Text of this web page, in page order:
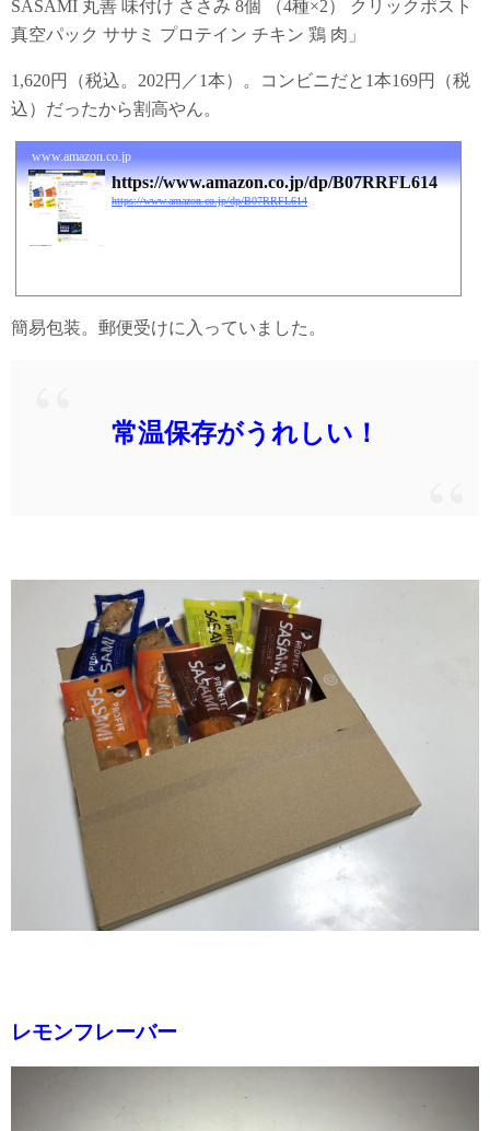
SASAMI 丸善 味付け ささみ 8個 （4種×2） クリックポスト
真空パック ササミ プロテイン チキン 鶏 肉」
1,620円（税込。202円／1本）。コンビニだと1本169円（税
込）だったから割高やん。
www.amazon.co.jp
https://www.amazon.co.jp/dp/B07RRFL614
https://www.amazon.co.jp/dp/B07RRFL614
簡易包装。郵便受けに入っていました。
常温保存がうれしい！
レモンフレーバー